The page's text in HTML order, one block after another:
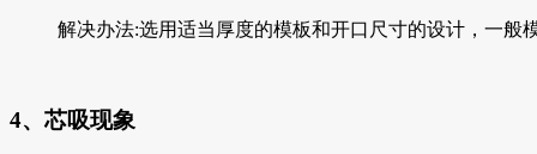
解决办法:选用适当厚度的模板和开口尺寸的设计，一般
4、芯吸现象